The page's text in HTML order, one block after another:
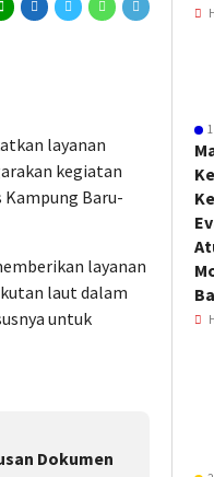
layanan
kegiatan
Baru-
layanan
laut dalam
untuk
Dokumen